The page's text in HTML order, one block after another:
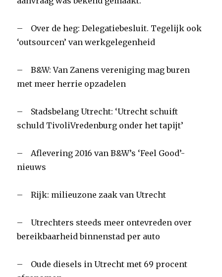
– Over de heg: Delegatiebesluit. Tegelijk ook
‘outsourcen’ van werkgelegenheid
– B&W: Van Zanens vereniging mag buren
met meer herrie opzadelen
– Stadsbelang Utrecht: ‘Utrecht schuift
schuld TivoliVredenburg onder het tapijt’
– Aflevering 2016 van B&W’s ‘Feel Good’-
nieuws
– Rijk: milieuzone zaak van Utrecht
– Utrechters steeds meer ontevreden over
bereikbaarheid binnenstad per auto
– Oude diesels in Utrecht met 69 procent